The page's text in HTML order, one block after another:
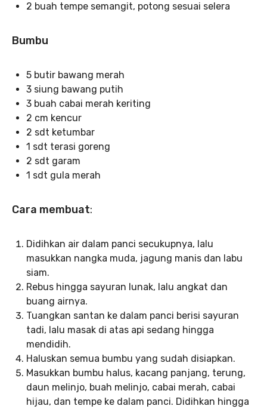
2 buah tempe semangit, potong sesuai selera
Bumbu
5 butir bawang merah
3 siung bawang putih
3 buah cabai merah keriting
2 cm kencur
2 sdt ketumbar
1 sdt terasi goreng
2 sdt garam
1 sdt gula merah
Cara membuat:
Didihkan air dalam panci secukupnya, lalu
masukkan nangka muda, jagung manis dan labu
siam.
Rebus hingga sayuran lunak, lalu angkat dan
buang airnya.
Tuangkan santan ke dalam panci berisi sayuran
tadi, lalu masak di atas api sedang hingga
mendidih.
Haluskan semua bumbu yang sudah disiapkan.
Masukkan bumbu halus, kacang panjang, terung,
daun melinjo, buah melinjo, cabai merah, cabai
hijau, dan tempe ke dalam panci. Didihkan hingga